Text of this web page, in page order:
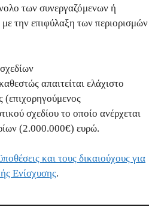
των συνεργαζόμενων ή
την επιφύλαξη των περιορισμών
απαιτείται ελάχιστο
(επιχορηγούμενος
σχεδίου το οποίο ανέρχεται
(2.000.000€) ευρώ.
και τους δικαιούχους για
Ενίσχυσης.